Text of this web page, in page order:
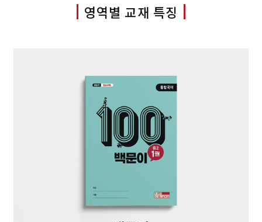
영역별 교재 특징